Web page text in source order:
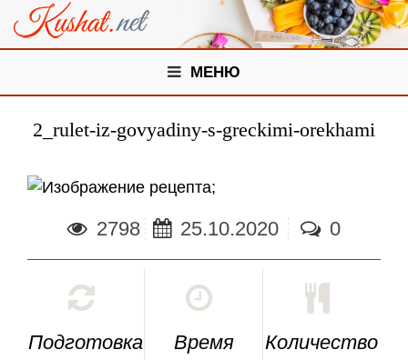
МЕНЮ
2_rulet-iz-govyadiny-s-greckimi-orekhami
;
2798 25.10.2020 0
Подготовка
Время
Количество